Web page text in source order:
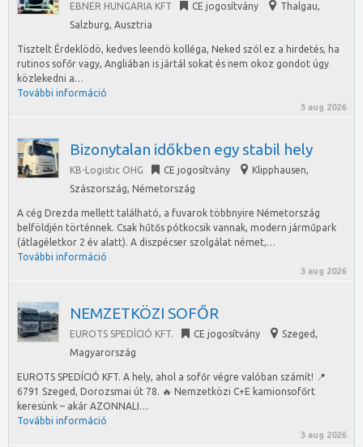
EBNER HUNGARIA KFT CE jogosítvány Thalgau,
Salzburg, Ausztria
Tisztelt Érdeklödö, kedves leendö kolléga, Neked szól ez a hirdetés, ha
rutinos sofőr vagy, Angliában is jártál sokat és nem okoz gondot úgy
közlekedni a…
További információ
3 aug 2026
Bizonytalan időkben egy stabil hely
KB-Logistic OHG CE jogosítvány Klipphausen,
Szászország, Németország
A cég Drezda mellett található, a fuvarok többnyire Németország
belföldjén történnek. Csak hűtős pótkocsik vannak, modern járműpark
(átlagéletkor 2 év alatt). A diszpécser szolgálat német,…
További információ
3 aug 2026
NEMZETKÖZI SOFŐR
EUROTS SPEDÍCIÓ KFT. CE jogosítvány Szeged,
Magyarország
EUROTS SPEDÍCIÓ KFT. A hely, ahol a sofőr végre valóban számít! 📍
6791 Szeged, Dorozsmai út 78. 🔥 Nemzetközi C+E kamionsofőrt
keresünk – akár AZONNALI…
További információ
3 aug 2026